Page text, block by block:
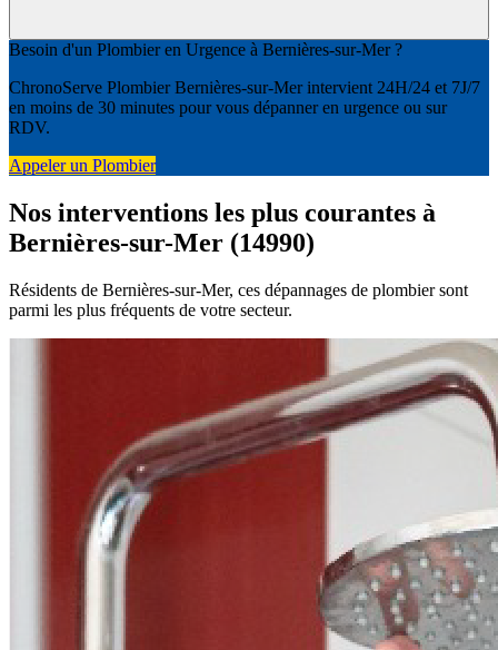
Besoin d'un Plombier en Urgence à Bernières-sur-Mer ?
ChronoServe Plombier Bernières-sur-Mer intervient 24H/24 et 7J/7
en moins de 30 minutes pour vous dépanner en urgence ou sur
RDV.
Appeler un Plombier
Nos interventions les plus courantes à
Bernières-sur-Mer (14990)
Résidents de Bernières-sur-Mer, ces dépannages de plombier sont
parmi les plus fréquents de votre secteur.